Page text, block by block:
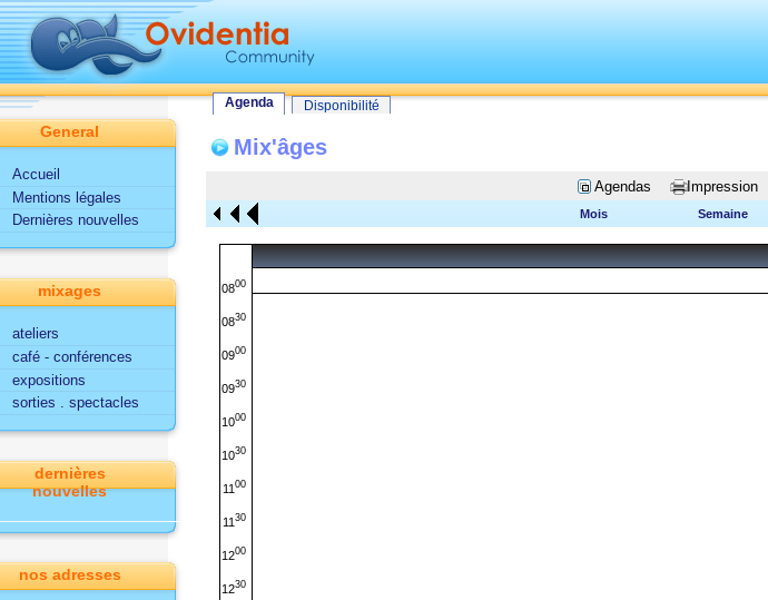
Tout le site
Utilisateur
Fonctionnalités d'Ovidentia
Agenda
Agenda Disponibilité
Mix'âges
Agendas Impression
Mois Semaine
0800
0830
0900
0930
1000
1030
11 00
11 30
1200
1230
General
Accueil
Mentions légales
Dernières nouvelles
mixages
ateliers
café - conférences
expositions
sorties . spectacles
dernières
nouvelles
nos adresses